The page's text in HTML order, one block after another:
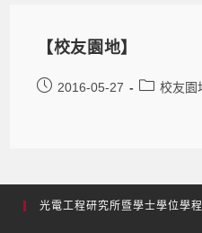
【校友園地】
2016-05-27 校友園
光電工程研究所暨學士學位學程